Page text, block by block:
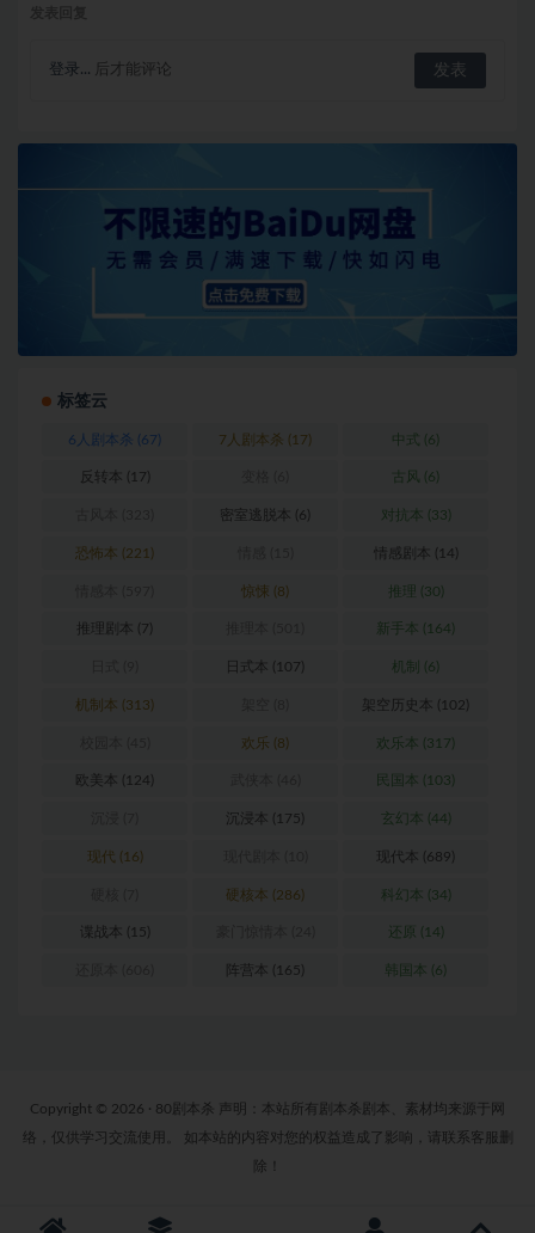
登录... 后才能评论
标签云
6人剧本杀 (67) 7人剧本杀 (17) 中式 (6)
反转本 (17) 古风 (6)
密室逃脱本 (6) 对抗本 (33)
恐怖本 (221) 情感剧本 (14)
惊悚 (8) 推理 (30)
推理剧本 (7) 新手本 (164)
日式本 (107) 机制 (6)
机制本 (313) 架空历史本 (102)
欢乐 (8) 欢乐本 (317)
欧美本 (124) 民国本 (103)
沉浸本 (175) 玄幻本 (44)
现代 (16) 现代本 (689)
硬核本 (286) 科幻本 (34)
谍战本 (15) 还原 (14)
阵营本 (165) 韩国本 (6)
Copyright © 2026 · 80剧本杀 声明：本站所有剧本杀剧本、素材均来源于网
络，仅供学习交流使用。 如本站的内容对您的权益造成了影响，请联系客服删
除！